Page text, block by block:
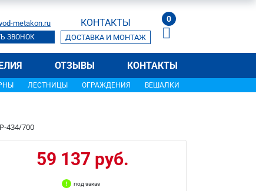
metakon.ru
ЗВОНОК
КОНТАКТЫ
ДОСТАВКА И МОНТАЖ
0
ОТЗЫВЫ КОНТАКТЫ
ЛЕСТНИЦЫ ОГРАЖДЕНИЯ ВЕШАЛКИ
434/700
59 137 руб.
под заказ